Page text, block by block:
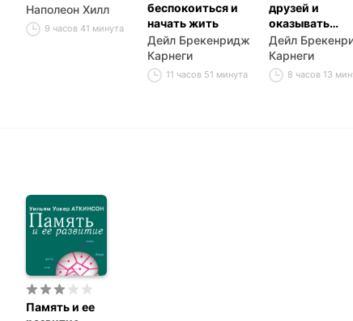
Наполеон Хилл
9 часов 41 минута
беспокоиться и
начать жить
Дейл Брекенридж
Карнеги
11 часов 51 минута
друзей и
оказывать
влияние на
Дейл
Карнеги
8 часов 13
Память и ее